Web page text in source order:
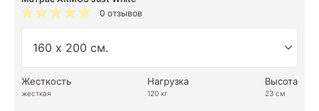
0 отзывов
Жесткость
жесткая
Нагрузка
120 кг
Высота
23 см